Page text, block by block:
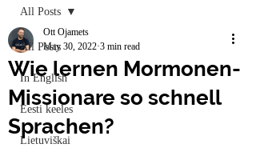
All Posts
In English
Eesti keeles
Lietuviškai
All Posts
Wie lernen Mormonen-
Missionare so schnell
Sprachen?
Ott Ojamets
May 30, 20223 min read